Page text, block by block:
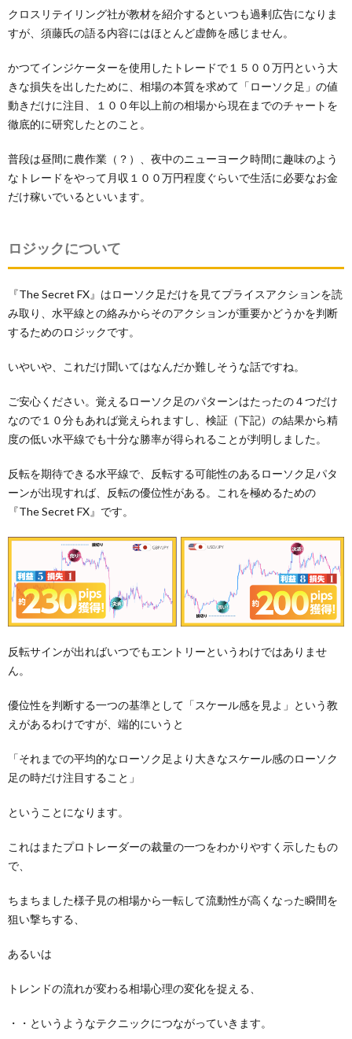
クロスリテイリング社が教材を紹介するといつも過剰広告になりま
すが、須藤氏の語る内容にはほとんど虚飾を感じません。
かつてインジケーターを使用したトレードで１５００万円という大
きな損失を出したために、相場の本質を求めて「ローソク足」の値
動きだけに注目、１００年以上前の相場から現在までのチャートを
徹底的に研究したとのこと。
普段は昼間に農作業（？）、夜中のニューヨーク時間に趣味のよう
なトレードをやって月収１００万円程度ぐらいで生活に必要なお金
だけ稼いでいるといいます。
ロジックについて
『The Secret FX』はローソク足だけを見てプライスアクションを読
み取り、水平線との絡みからそのアクションが重要かどうかを判断
するためのロジックです。
いやいや、これだけ聞いてはなんだか難しそうな話ですね。
ご安心ください。覚えるローソク足のパターンはたったの４つだけ
なので１０分もあれば覚えられますし、検証（下記）の結果から精
度の低い水平線でも十分な勝率が得られることが判明しました。
反転を期待できる水平線で、反転する可能性のあるローソク足パタ
ーンが出現すれば、反転の優位性がある。これを極めるための
『The Secret FX』です。
反転サインが出ればいつでもエントリーというわけではありませ
ん。
優位性を判断する一つの基準として「スケール感を見よ」という教
えがあるわけですが、端的にいうと
「それまでの平均的なローソク足より大きなスケール感のローソク
足の時だけ注目すること」
ということになります。
これはまたプロトレーダーの裁量の一つをわかりやすく示したもの
で、
ちまちました様子見の相場から一転して流動性が高くなった瞬間を
狙い撃ちする、
あるいは
トレンドの流れが変わる相場心理の変化を捉える、
・・というようなテクニックにつながっていきます。